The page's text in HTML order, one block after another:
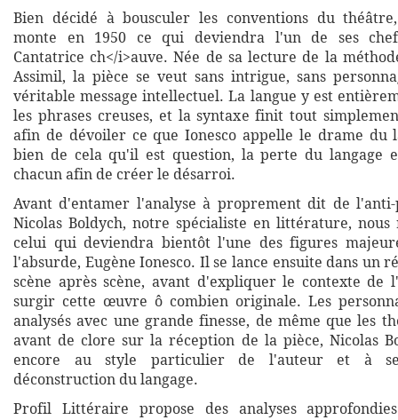
Bien décidé à bousculer les conventions du
monte en 1950 ce qui deviendra l'un de ses
Cantatrice ch</i>auve. Née de sa lecture de la
Assimil, la pièce se veut sans intrigue, sans
véritable message intellectuel. La langue y est
les phrases creuses, et la syntaxe finit tout
afin de dévoiler ce que Ionesco appelle le drame du
bien de cela qu'il est question, la perte du langage
chacun afin de créer le désarroi.
Avant d'entamer l'analyse à proprement dit de l'anti-
Nicolas Boldych, notre spécialiste en littérature,
celui qui deviendra bientôt l'une des figures
l'absurde, Eugène Ionesco. Il se lance ensuite dans un
scène après scène, avant d'expliquer le contexte de
surgir cette œuvre ô combien originale. Les
analysés avec une grande finesse, de même que les
avant de clore sur la réception de la pièce, Nicolas
encore au style particulier de l'auteur et à
déconstruction du langage.
Profil Littéraire propose des analyses